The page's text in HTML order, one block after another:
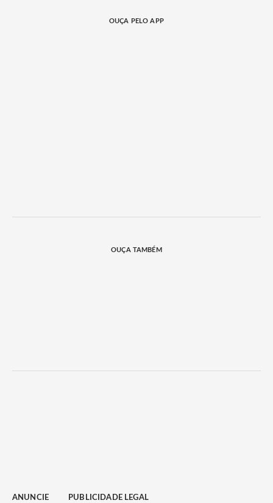
OUÇA PELO APP
OUÇA TAMBÉM
ANUNCIE PUBLICIDADE LEGAL